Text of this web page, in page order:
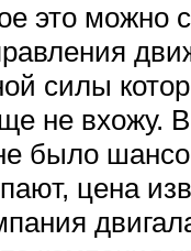
это можно
силы
не вхожу.
было
цена